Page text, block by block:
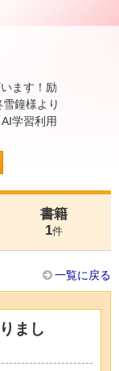
ます！励
鐘様より
学習利用
書籍
1件
一覧に戻る
まし